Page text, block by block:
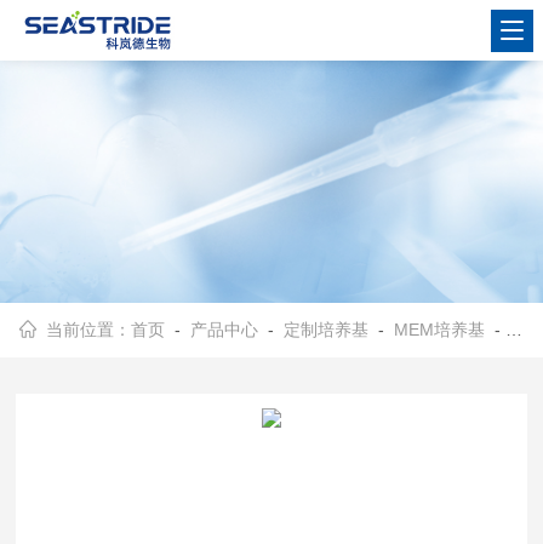
当前位置：首页 - 产品中心 - 定制培养基 - MEM培养基 - KK4042MEM培养基（10X）定制款